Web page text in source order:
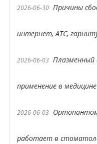
2026-06-30 Причины
интернет, АТС,
2026-06-03 Плазменный
применение в медицине
2026-06-03
работает в